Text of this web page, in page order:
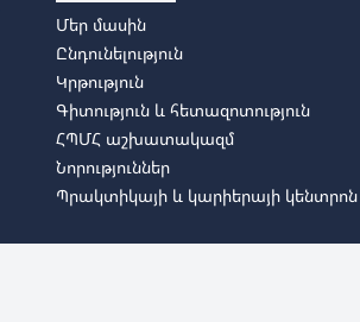
Մեր մասին
Ընդունելություն
Կրթություն
Գիտություն և հետազոտություն
ՀՊՄՀ աշխատակազմ
Նորություններ
Պրակտիկայի և կարիերայի կենտրոն